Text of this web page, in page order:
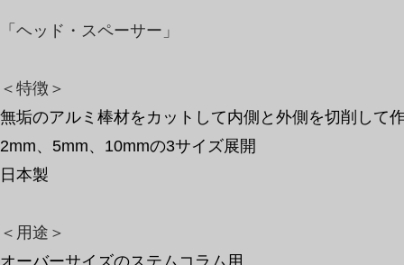
「ヘッド・スペーサー」
＜特徴＞
無垢のアルミ棒材をカットして内側と外側を切削して
​2mm、5mm、10mmの3サイズ展開
​日本製
​＜用途＞
オーバーサイズのステムコラム用